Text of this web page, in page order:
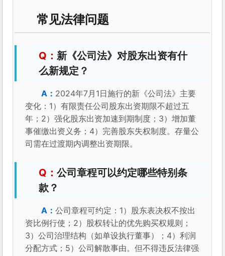
变化：1）有限责任公司股东出资期限不超过五
年；2）强化股东出资加速到期制度；3）增加董
司需在过渡期内调整出资期限。
公司章程可以约定哪些特别条
款？
公司章程可约定：1）股东表决权不按出
资比例行使；2）股权转让的优先购买权规则；
3）公司治理结构（如单设执行董事）；4）利润
制性规定。
公司设立主要法律文件：1）公司章程；
2）股东协议/发起人协议；3）出资证明书；4）
董事、监事、高管的任职文件；5）住所证明。涉